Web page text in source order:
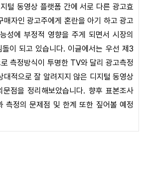
털 동영상 플랫폼 간에 서로 다른 광고효
매자인 광고주에게 혼란을 아기 하고 광고
성에 부정적 영향을 주게 되면서 시장의
이 되고 있습니다. 이글에서는 우선 제3
측정방식이 투명한 TV와 달리 광고측정
대적으로 잘 알려지지 않은 디지털 동영상
점을 정리해보았습니다. 향후 표본조사
측정의 문제점 및 한계 또한 짚어볼 예정